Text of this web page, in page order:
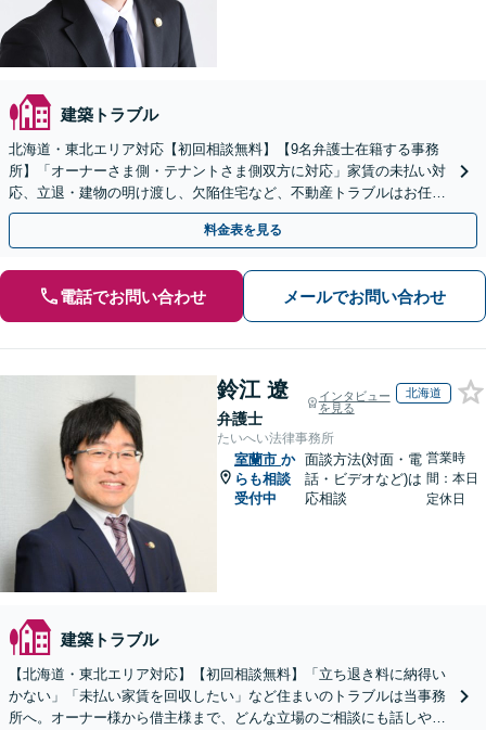
建築トラブル
北海道・東北エリア対応【初回相談無料】【9名弁護士在籍する事務
所】「オーナーさま側・テナントさま側双方に対応」家賃の未払い対
応、立退・建物の明け渡し、欠陥住宅など、不動産トラブルはお任せ
ください「早期相談で損失を最小限に」
料金表を見る
電話でお問い合わせ メールでお問い合わせ
鈴江 遼
弁護士
インタビュー
を見る
北海道
たいへい法律事務所
室蘭市 か
らも相談
受付中
面談方法(対面・電
話・ビデオなど)は
応相談
営業時
間：本日
定休日
建築トラブル
【北海道・東北エリア対応】【初回相談無料】「立ち退き料に納得い
かない」「未払い家賃を回収したい」など住まいのトラブルは当事務
所へ。オーナー様から借主様まで、どんな立場のご相談にも話しやす